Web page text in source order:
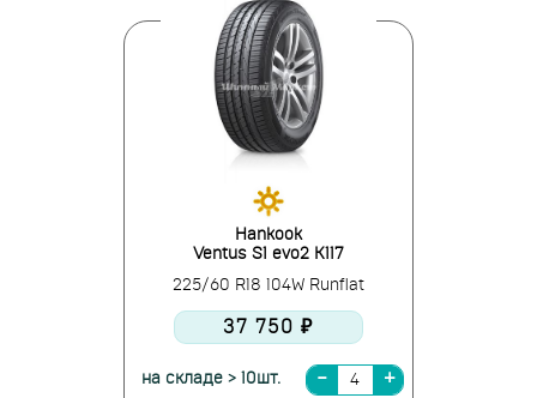
Hankook
Ventus S1 evo2 K117
225/60 R18 104W Runflat
37 750 ₽
на складе > 10шт.